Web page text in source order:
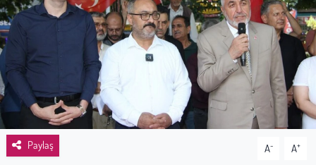
Paylaş A- A+
Sağlık
Kadın
Emek
Spor